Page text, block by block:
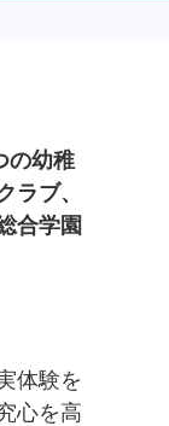
の幼稚
ラブ、
合学園
体験を
心を高